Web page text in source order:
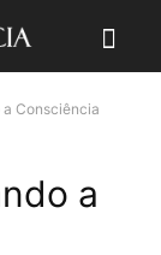
a Consciência
a